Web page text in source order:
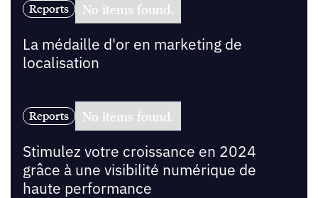
Reports No items found.
La médaille d'or en marketing de
localisation
Reports No items found.
Stimulez votre croissance en 2024
grâce à une visibilité numérique de
haute performance